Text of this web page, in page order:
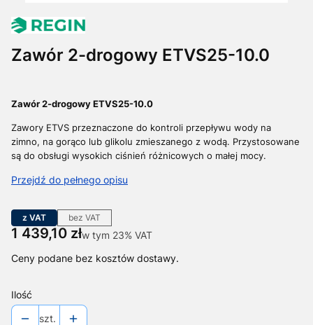
Zawór 2-drogowy ETVS25-10.0
Zawór 2-drogowy ETVS25-10.0
Zawory ETVS przeznaczone do kontroli przepływu wody na
zimno, na gorąco lub glikolu zmieszanego z wodą. Przystosowane
są do obsługi wysokich ciśnień różnicowych o małej mocy.
Przejdź do pełnego opisu
z VAT bez VAT
Cena
1 439,10 złw tym 23% VAT
w tym 23% VAT
Ceny podane bez kosztów dostawy.
Ilość
szt.